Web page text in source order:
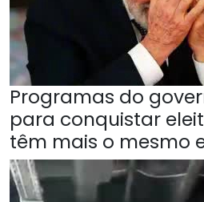
Programas do
para conquistar
têm mais o mesmo